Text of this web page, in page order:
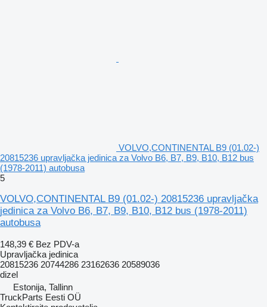
VOLVO,CONTINENTAL B9 (01.02-)
20815236 upravljačka jedinica za Volvo B6, B7, B9, B10, B12 bus
(1978-2011) autobusa
5
VOLVO,CONTINENTAL B9 (01.02-) 20815236 upravljačka
jedinica za Volvo B6, B7, B9, B10, B12 bus (1978-2011)
autobusa
148,39 € Bez PDV-a
Upravljačka jedinica
20815236 20744286 23162636 20589036
dizel
Estonija, Tallinn
TruckParts Eesti OÜ